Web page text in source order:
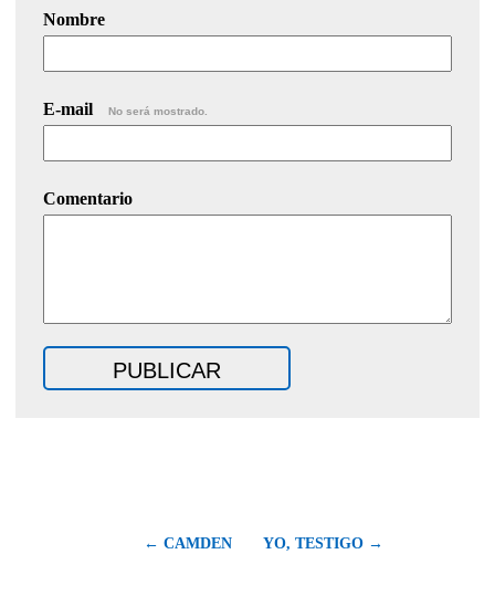
Nombre
E-mail No será mostrado.
Comentario
← CAMDEN YO, TESTIGO →